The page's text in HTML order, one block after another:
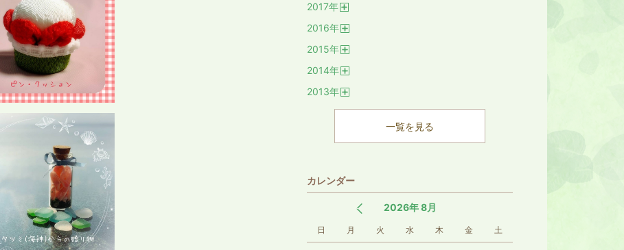
2017年
2016年
2015年
2014年
2013年
一覧を見る
カレンダー
2026年 8月
日 月 火 水 木 金 土